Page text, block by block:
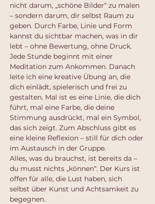
nicht darum, „schöne Bilder“ zu malen
– sondern darum, dir selbst Raum zu
geben. Durch Farbe, Linie und Form
kannst du sichtbar machen, was in dir
lebt – ohne Bewertung, ohne Druck.
Jede Stunde beginnt mit einer
Meditation zum Ankommen. Danach
leite ich eine kreative Übung an, die
dich einlädt, spielerisch und frei zu
gestalten. Mal ist es eine Linie, die dich
führt, mal eine Farbe, die deine
Stimmung ausdrückt, mal ein Symbol,
das sich zeigt. Zum Abschluss gibt es
eine kleine Reflexion – still für dich oder
im Austausch in der Gruppe.
Alles, was du brauchst, ist bereits da –
du musst nichts „können“. Der Kurs ist
offen für alle, die Lust haben, sich
selbst über Kunst und Achtsamkeit zu
begegnen.